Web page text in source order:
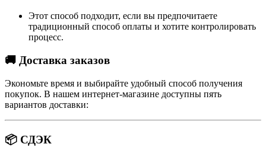
Этот способ подходит, если вы предпочитаете
традиционный способ оплаты и хотите контролировать
процесс.
🚚 Доставка заказов
Экономьте время и выбирайте удобный способ получения
покупок. В нашем интернет-магазине доступны пять
вариантов доставки:
📦 СДЭК